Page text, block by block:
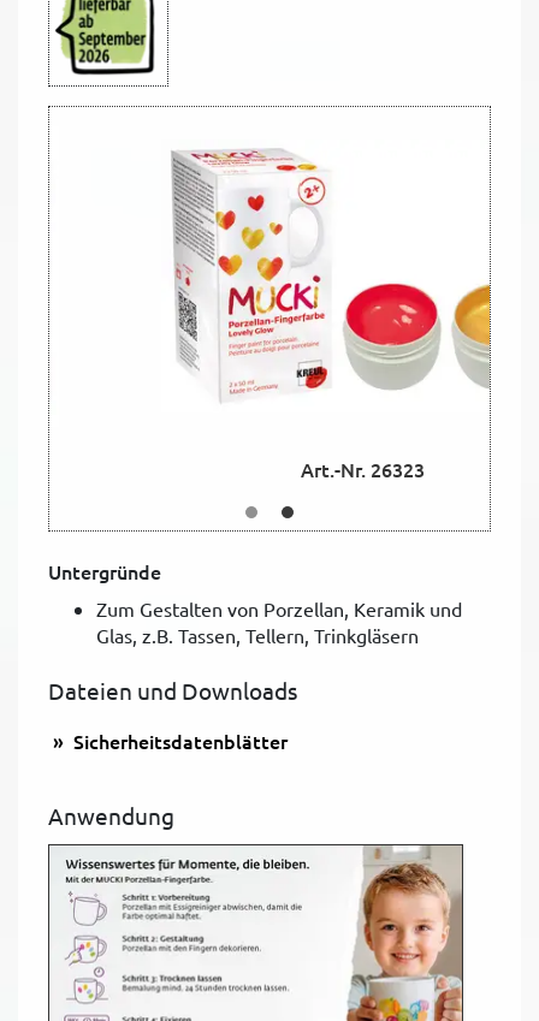
Art.-Nr. 26323
Untergründe
Zum Gestalten von Porzellan, Keramik und
Glas, z.B. Tassen, Tellern, Trinkgläsern
Dateien und Downloads
Sicherheitsdatenblätter
Anwendung